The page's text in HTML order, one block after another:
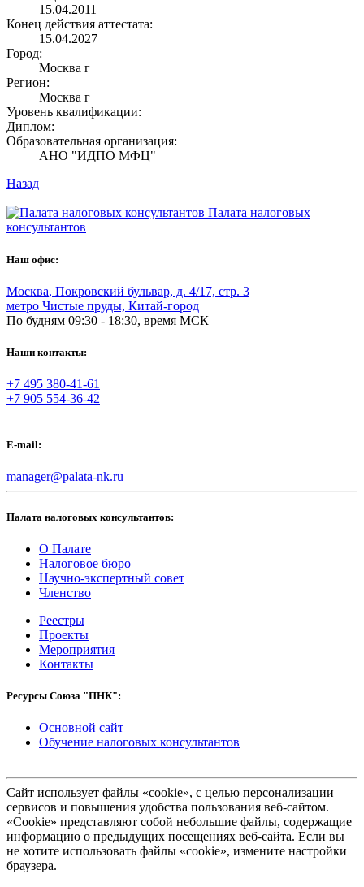
15.04.2011
Конец действия аттестата:
15.04.2027
Город:
Москва г
Регион:
Москва г
Уровень квалификации:
Диплом:
Образовательная организация:
АНО "ИДПО МФЦ"
Назад
Палата налоговых
консультантов
Наш офис:
Москва, Покровский бульвар, д. 4/17, стр. 3
метро Чистые пруды, Китай-город
По будням 09:30 - 18:30, время МСК
Наши контакты:
+7 495 380-41-61
+7 905 554-36-42
E-mail:
manager@palata-nk.ru
Палата налоговых консультантов:
О Палате
Налоговое бюро
Научно-экспертный совет
Членство
Реестры
Проекты
Мероприятия
Контакты
Ресурсы Союза "ПНК":
Основной сайт
Обучение налоговых консультантов
Сайт использует файлы «cookie», с целью персонализации
сервисов и повышения удобства пользования веб-сайтом.
«Cookie» представляют собой небольшие файлы, содержащие
информацию о предыдущих посещениях веб-сайта. Если вы
не хотите использовать файлы «cookie», измените настройки
браузера.